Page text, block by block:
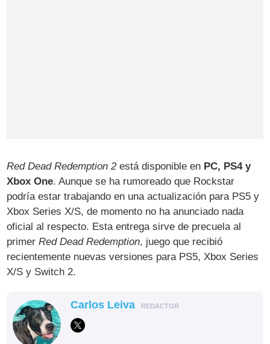
Red Dead Redemption 2está disponible en PC, PS4 y
Xbox One. Aunque se ha rumoreado que Rockstar
podría estar trabajando en una actualización para PS5 y
Xbox Series X/S, de momento no ha anunciado nada
oficial al respecto. Esta entrega sirve de precuela al
primerRed Dead Redemption, juego que recibió
recientemente nuevas versiones para PS5, Xbox Series
X/S y Switch 2.
Carlos Leiva REDACTOR